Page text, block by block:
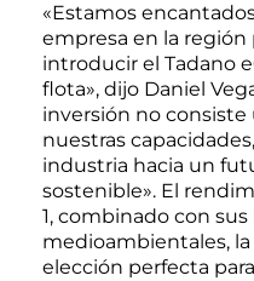
«Estamos
empresa en la región
introducir el Tadano
flota», dijo Daniel
inversión no
nuestras
industria hacia un
sostenible». El
1, combinado con
medioambientales,
elección perfecta